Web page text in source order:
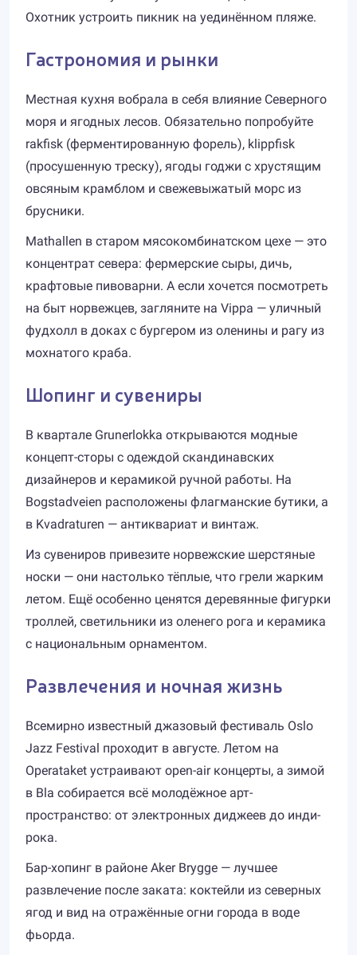
Охотник устроить пикник на уединённом пляже.
Гастрономия и рынки
Местная кухня вобрала в себя влияние Северного
моря и ягодных лесов. Обязательно попробуйте
rakfisk (ферментированную форель), klippfisk
(просушенную треску), ягоды годжи с хрустящим
овсяным крамблом и свежевыжатый морс из
брусники.
Mathallen в старом мясокомбинатском цехе — это
концентрат севера: фермерские сыры, дичь,
крафтовые пивоварни. А если хочется посмотреть
на быт норвежцев, загляните на Vippa — уличный
фудхолл в доках с бургером из оленины и рагу из
мохнатого краба.
Шопинг и сувениры
В квартале Grunerlokka открываются модные
концепт-сторы с одеждой скандинавских
дизайнеров и керамикой ручной работы. На
Bogstadveien расположены флагманские бутики, а
в Kvadraturen — антиквариат и винтаж.
Из сувениров привезите норвежские шерстяные
носки — они настолько тёплые, что грели жарким
летом. Ещё особенно ценятся деревянные фигурки
троллей, светильники из оленего рога и керамика
с национальным орнаментом.
Развлечения и ночная жизнь
Всемирно известный джазовый фестиваль Oslo
Jazz Festival проходит в августе. Летом на
Operataket устраивают open-air концерты, а зимой
в Bla собирается всё молодёжное арт-
пространство: от электронных диджеев до инди-
рока.
Бар-хопинг в районе Aker Brygge — лучшее
развлечение после заката: коктейли из северных
ягод и вид на отражённые огни города в воде
фьорда.